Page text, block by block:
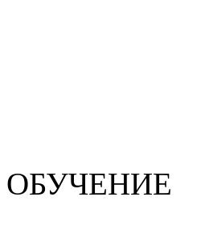
ОБУЧЕНИЕ